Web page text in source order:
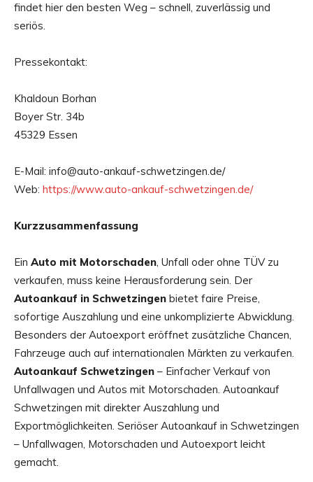
findet hier den besten Weg – schnell, zuverlässig und
seriös.
Pressekontakt:
Khaldoun Borhan
Boyer Str. 34b
45329 Essen
E-Mail: info@auto-ankauf-schwetzingen.de/
Web: https://www.auto-ankauf-schwetzingen.de/
Kurzzusammenfassung
Ein Auto mit Motorschaden, Unfall oder ohne TÜV zu
verkaufen, muss keine Herausforderung sein. Der
Autoankauf in Schwetzingen bietet faire Preise,
sofortige Auszahlung und eine unkomplizierte Abwicklung.
Besonders der Autoexport eröffnet zusätzliche Chancen,
Fahrzeuge auch auf internationalen Märkten zu verkaufen.
Autoankauf Schwetzingen – Einfacher Verkauf von
Unfallwagen und Autos mit Motorschaden. Autoankauf
Schwetzingen mit direkter Auszahlung und
Exportmöglichkeiten. Seriöser Autoankauf in Schwetzingen
– Unfallwagen, Motorschaden und Autoexport leicht
gemacht.